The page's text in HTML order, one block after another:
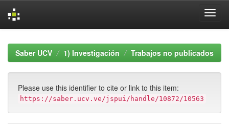
navigationSaber UCV 1) Investigación Trabajos no publicados
Please use this identifier to cite or link to this item:
https://saber.ucv.ve/jspui/handle/10872/10563